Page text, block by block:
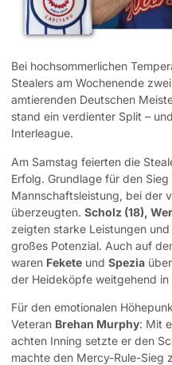
Bei hochsommerlichen
Stealers am Wochenende
amtierenden Deutschen
stand ein verdienter Split –
Interleague.
Am Samstag feierten die
Erfolg. Grundlage für den
Mannschaftsleistung, bei der
überzeugten. Scholz (18),
zeigten starke Leistungen
großes Potenzial. Auch auf
waren Fekete und Spezia
der Heideköpfe weitgehend in
Für den emotionalen
Veteran Brehan Murphy: Mit
achten Inning setzte er den
machte den Mercy-Rule-Sieg